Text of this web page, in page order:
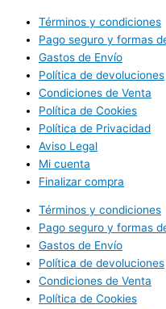
Términos y condiciones
Pago seguro y formas
Gastos de Envío
Política de devoluciones
Condiciones de Venta
Política de Cookies
Política de Privacidad
Aviso Legal
Mi cuenta
Finalizar compra
Términos y condiciones
Pago seguro y formas
Gastos de Envío
Política de devoluciones
Condiciones de Venta
Política de Cookies